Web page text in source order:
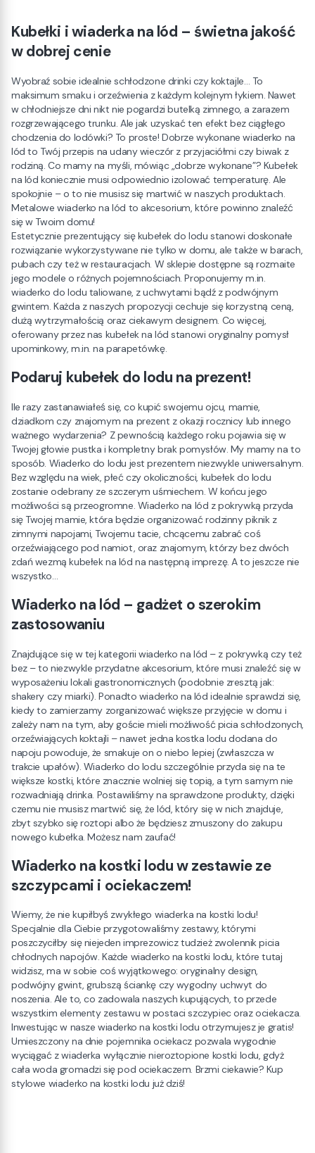
Kubełki i wiaderka na lód – świetna jakość
w dobrej cenie
Wyobraź sobie idealnie schłodzone drinki czy koktajle… To
maksimum smaku i orzeźwienia z każdym kolejnym łykiem. Nawet
w chłodniejsze dni nikt nie pogardzi butelką zimnego, a zarazem
rozgrzewającego trunku. Ale jak uzyskać ten efekt bez ciągłego
chodzenia do lodówki? To proste! Dobrze wykonane wiaderko na
lód to Twój przepis na udany wieczór z przyjaciółmi czy biwak z
rodziną. Co mamy na myśli, mówiąc „dobrze wykonane”? Kubełek
na lód koniecznie musi odpowiednio izolować temperaturę. Ale
spokojnie – o to nie musisz się martwić w naszych produktach.
Metalowe wiaderko na lód to akcesorium, które powinno znaleźć
się w Twoim domu!
Estetycznie prezentujący się kubełek do lodu stanowi doskonałe
rozwiązanie wykorzystywane nie tylko w domu, ale także w barach,
pubach czy też w restauracjach. W sklepie dostępne są rozmaite
jego modele o różnych pojemnościach. Proponujemy m.in.
wiaderko do lodu taliowane, z uchwytami bądź z podwójnym
gwintem. Każda z naszych propozycji cechuje się korzystną ceną,
dużą wytrzymałością oraz ciekawym designem. Co więcej,
oferowany przez nas kubełek na lód stanowi oryginalny pomysł
upominkowy, m.in. na parapetówkę.
Podaruj kubełek do lodu na prezent!
Ile razy zastanawiałeś się, co kupić swojemu ojcu, mamie,
dziadkom czy znajomym na prezent z okazji rocznicy lub innego
ważnego wydarzenia? Z pewnością każdego roku pojawia się w
Twojej głowie pustka i kompletny brak pomysłów. My mamy na to
sposób. Wiaderko do lodu jest prezentem niezwykle uniwersalnym.
Bez względu na wiek, płeć czy okoliczności, kubełek do lodu
zostanie odebrany ze szczerym uśmiechem. W końcu jego
możliwości są przeogromne. Wiaderko na lód z pokrywką przyda
się Twojej mamie, która będzie organizować rodzinny piknik z
zimnymi napojami, Twojemu tacie, chcącemu zabrać coś
orzeźwiającego pod namiot, oraz znajomym, którzy bez dwóch
zdań wezmą kubełek na lód na następną imprezę. A to jeszcze nie
wszystko…
Wiaderko na lód – gadżet o szerokim
zastosowaniu
Znajdujące się w tej kategorii wiaderko na lód – z pokrywką czy też
bez – to niezwykle przydatne akcesorium, które musi znaleźć się w
wyposażeniu lokali gastronomicznych (podobnie zresztą jak:
shakery czy miarki). Ponadto wiaderko na lód idealnie sprawdzi się,
kiedy to zamierzamy zorganizować większe przyjęcie w domu i
zależy nam na tym, aby goście mieli możliwość picia schłodzonych,
orzeźwiających koktajli – nawet jedna kostka lodu dodana do
napoju powoduje, że smakuje on o niebo lepiej (zwłaszcza w
trakcie upałów). Wiaderko do lodu szczególnie przyda się na te
większe kostki, które znacznie wolniej się topią, a tym samym nie
rozwadniają drinka. Postawiliśmy na sprawdzone produkty, dzięki
czemu nie musisz martwić się, że lód, który się w nich znajduje,
zbyt szybko się roztopi albo że będziesz zmuszony do zakupu
nowego kubełka. Możesz nam zaufać!
Wiaderko na kostki lodu w zestawie ze
szczypcami i ociekaczem!
Wiemy, że nie kupiłbyś zwykłego wiaderka na kostki lodu!
Specjalnie dla Ciebie przygotowaliśmy zestawy, którymi
poszczyciłby się niejeden imprezowicz tudzież zwolennik picia
chłodnych napojów. Każde wiaderko na kostki lodu, które tutaj
widzisz, ma w sobie coś wyjątkowego: oryginalny design,
podwójny gwint, grubszą ściankę czy wygodny uchwyt do
noszenia. Ale to, co zadowala naszych kupujących, to przede
wszystkim elementy zestawu w postaci szczypiec oraz ociekacza.
Inwestując w nasze wiaderko na kostki lodu otrzymujesz je gratis!
Umieszczony na dnie pojemnika ociekacz pozwala wygodnie
wyciągać z wiaderka wyłącznie nieroztopione kostki lodu, gdyż
cała woda gromadzi się pod ociekaczem. Brzmi ciekawie? Kup
stylowe wiaderko na kostki lodu już dziś!